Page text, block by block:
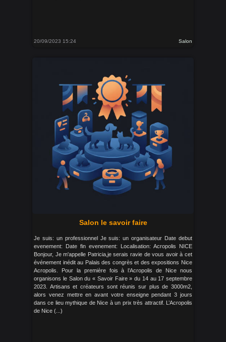
20/09/2023 15:24 Salon
Salon le savoir faire
Je suis: un professionnel Je suis: un organisateur Date debut
evenement: Date fin evenement: Localisation: Acropolis NICE
Bonjour, Je m'appelle Patricia,je serais ravie de vous avoir à cet
événement inédit au Palais des congrès et des expositions Nice
Acropolis. Pour la première fois à l’Acropolis de Nice nous
organisons le Salon du « Savoir Faire » du 14 au 17 septembre
2023. Artisans et créateurs sont réunis sur plus de 3000m2,
alors venez mettre en avant votre enseigne pendant 3 jours
dans ce lieu mythique de Nice à un prix très attractif. L’Acropolis
de Nice (...)